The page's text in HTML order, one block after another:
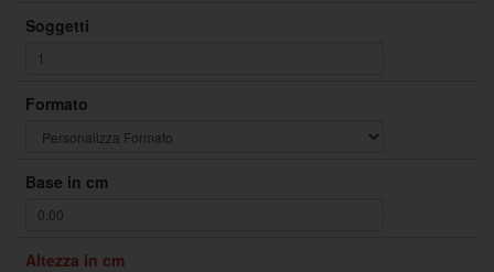
Soggetti
Formato
Base in cm
Altezza in cm